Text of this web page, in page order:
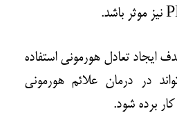
ایجاد تعادل هورمونی استفاده
در درمان علائم هورمونی
برده شود.